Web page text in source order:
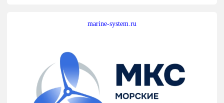
marine-system.ru